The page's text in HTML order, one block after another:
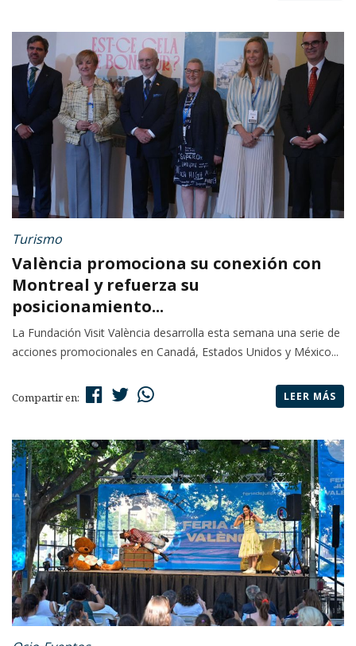
Turismo
València promociona su conexión con
Montreal y refuerza su
posicionamiento...
La Fundación Visit València desarrolla esta semana una serie de
acciones promocionales en Canadá, Estados Unidos y México...
Compartir en: LEER MÁS